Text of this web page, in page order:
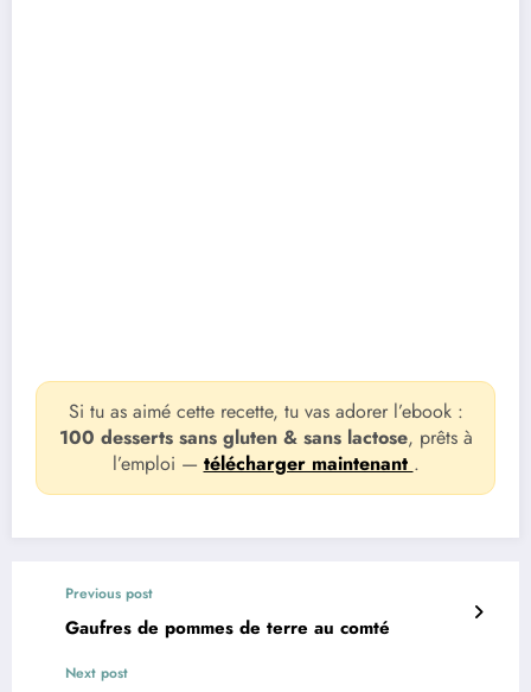
Si tu as aimé cette recette, tu vas adorer l’ebook :
100 desserts sans gluten & sans lactose, prêts à
l’emploi — télécharger maintenant .
Previous post
Gaufres de pommes de terre au comté
Next post